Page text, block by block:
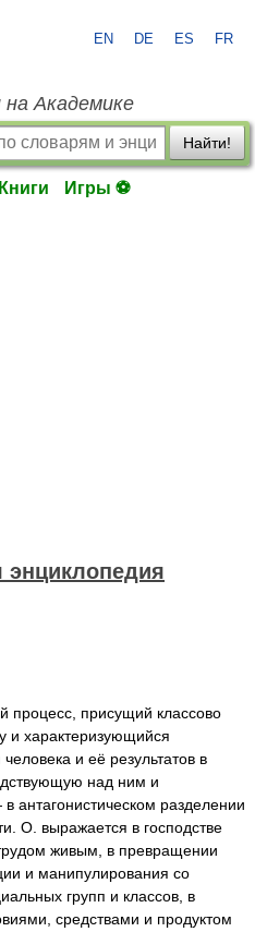
EN DE ES FR
на Академике
Найти!
Книги Игры ⚽
энциклопедия
присущий классово
и характеризующийся
и её результатов в
над ним и
антагонистическом разделении
О. выражается в господстве
живым, в превращении
и манипулирования со
групп и классов, в
средствами и продуктом